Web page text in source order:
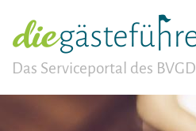
Das Serviceportal des BVGD